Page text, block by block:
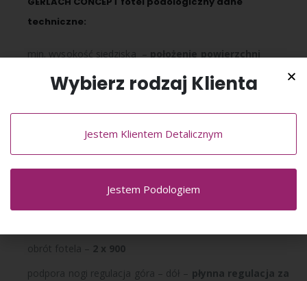
techniczne:
min. wysokość siedziska – położenie powierzchni
max. wysokość siedziska
położenie powierzchni
siedziska od podłogi 92 cm
max. uniesienie stopy–137 cm
obrót fotela – 2 x 900
podpora nogi regulacja góra – dół – płynna regulacja za
Wybierz rodzaj Klienta
Jestem Klientem Detalicznym
Jestem Podologiem